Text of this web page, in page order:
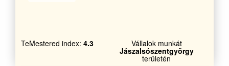
Bizalommal hívjon!
TeMestered index: 4.3 Vállalok munkát
Jászalsószentgyörgy
területén